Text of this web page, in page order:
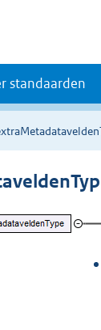
standaarden